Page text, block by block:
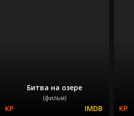
Битва на озере
(фильм)